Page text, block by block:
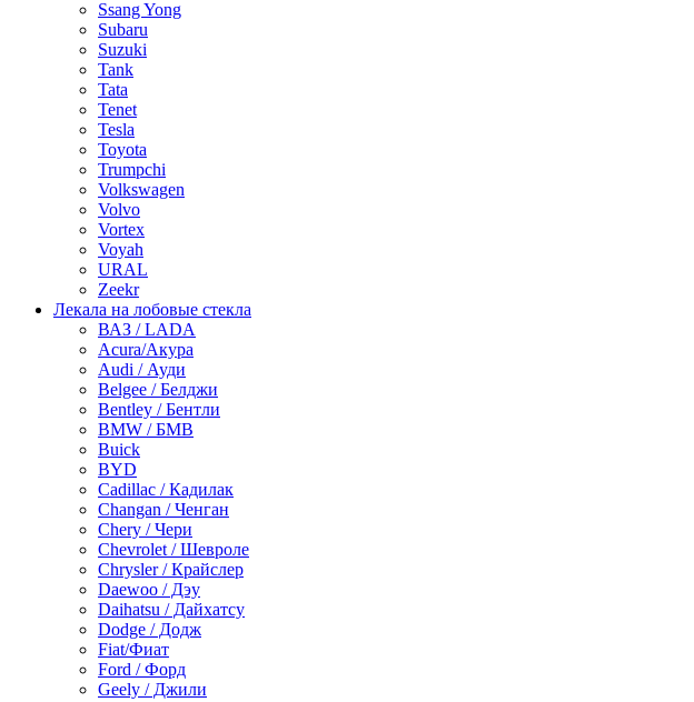
Ssang Yong
Subaru
Suzuki
Tank
Tata
Tenet
Tesla
Toyota
Trumpchi
Volkswagen
Volvo
Vortex
Voyah
URAL
Zeekr
Лекала на лобовые стекла
ВАЗ / LADA
Acura/Акура
Audi / Ауди
Belgee / Белджи
Bentley / Бентли
BMW / БМВ
Buick
BYD
Cadillac / Кадилак
Changan / Ченган
Chery / Чери
Chevrolet / Шевроле
Chrysler / Крайслер
Daewoo / Дэу
Daihatsu / Дайхатсу
Dodge / Додж
Fiat/Фиат
Ford / Форд
Geely / Джили